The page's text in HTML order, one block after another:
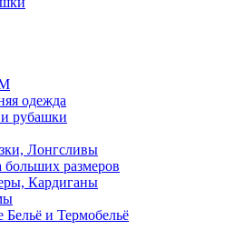
одежда
рубашки
Лонгсливы
размеров
Кардиганы
и Термобельё